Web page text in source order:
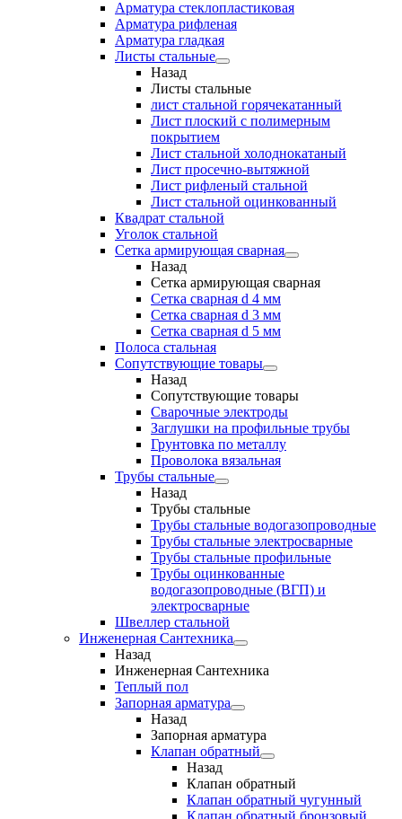
Арматура стеклопластиковая
Арматура рифленая
Арматура гладкая
Листы стальные
Назад
Листы стальные
лист стальной горячекатанный
Лист плоский с полимерным
покрытием
Лист стальной холоднокатаный
Лист просечно-вытяжной
Лист рифленый стальной
Лист стальной оцинкованный
Квадрат стальной
Уголок стальной
Сетка армирующая сварная
Назад
Сетка армирующая сварная
Сетка сварная d 4 мм
Сетка сварная d 3 мм
Сетка сварная d 5 мм
Полоса стальная
Сопутствующие товары
Назад
Сопутствующие товары
Сварочные электроды
Заглушки на профильные трубы
Грунтовка по металлу
Проволока вязальная
Трубы стальные
Назад
Трубы стальные
Трубы стальные водогазопроводные
Трубы стальные электросварные
Трубы стальные профильные
Трубы оцинкованные
водогазопроводные (ВГП) и
электросварные
Швеллер стальной
Инженерная Сантехника
Назад
Инженерная Сантехника
Теплый пол
Запорная арматура
Назад
Запорная арматура
Клапан обратный
Назад
Клапан обратный
Клапан обратный чугунный
Клапан обратный бронзовый